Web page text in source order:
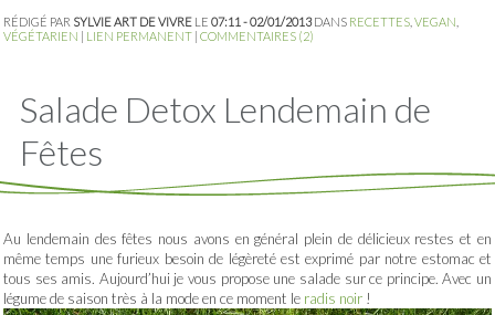
RÉDIGÉ PAR SYLVIE ART DE VIVRE LE 07:11 - 02/01/2013DANS RECETTES VEGAN
VÉGÉTARIEN
LIEN PERMANENT COMMENTAIRES (2)
Salade Detox Lendemain de
Fêtes
Au lendemain des fêtes nous avons en général plein de délicieux restes et en
même temps une furieux besoin de légèreté est exprimé par notre estomac et
tous ses amis. Aujourd’hui je vous propose une salade sur ce principe. Avec un
légume de saison très à la mode en ce moment le radis noir !